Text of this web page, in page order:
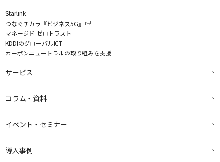
Starlink
つなぐチカラ『ビジネス5G』
マネージド ゼロトラスト
KDDIのグローバルICT
カーボンニュートラルの取り組みを支援
サービス
コラム・資料
イベント・セミナー
導入事例